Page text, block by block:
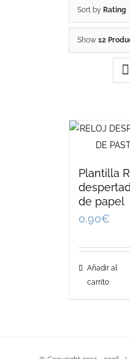
Sort by Rating
Show 12
Plantilla
de papel
0,90€
Añadir al
carrito